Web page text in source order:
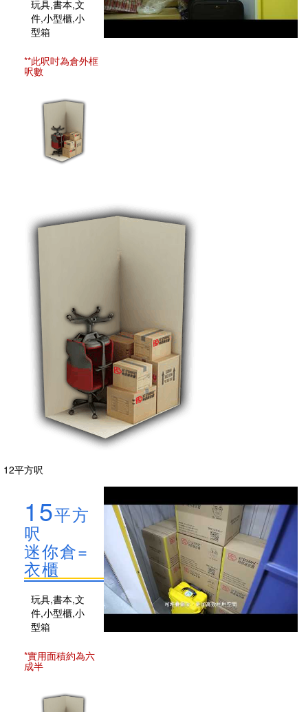
玩具,書本,文
件,小型櫃,小
型箱
**此呎吋為倉外框
呎數
12平方呎
15平方
呎
迷你倉=
衣櫃
玩具,書本,文
件,小型櫃,小
型箱
*實用面積約為六
成半